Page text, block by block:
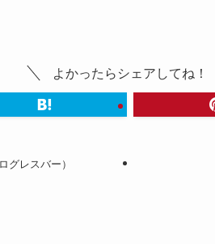
よかったらシェアしてね！
グレスバー）